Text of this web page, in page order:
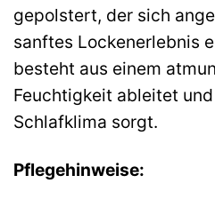
gepolstert, der sich
sanftes Lockenerlebnis
besteht aus einem
Feuchtigkeit ableitet
Schlafklima sorgt.
Pflegehinweise: